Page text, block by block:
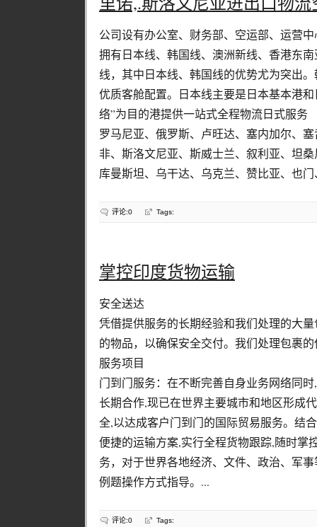
公司设有办公室、财务部、空运部、运营
拥有日本线、韩国线、澳洲新线、香港东
线，其中日本线、韩国线的优势尤为突出
优质客舱配置。日本线主要是日本基本港
络”为目的港提供一站式全程物流日式服务
罗马尼亚、俄罗斯、卢旺达、塞内加尔、
非、斯洛文尼亚、斯威士兰、叙利亚、坦
库曼斯坦、乌干达、乌克兰、赞比亚、也门
评论:0 Tags:
掌控印度货物运输
安全送达
凭借提供服务的长期经验和我们处理的大
的物品，以确保安全交付。我们处理包裹的
服务项目
门到门服务：在不断完善自身业务网络同
长期合作,现已在世界主要城市和地区形成
全,以达成客户门到门的国际贸易服务。结
便捷的运输方案,实行全程货物跟踪,随时掌
务，对于世界各地经济、文件、政治、军
例题操作方式指导。...
评论:0 Tags: